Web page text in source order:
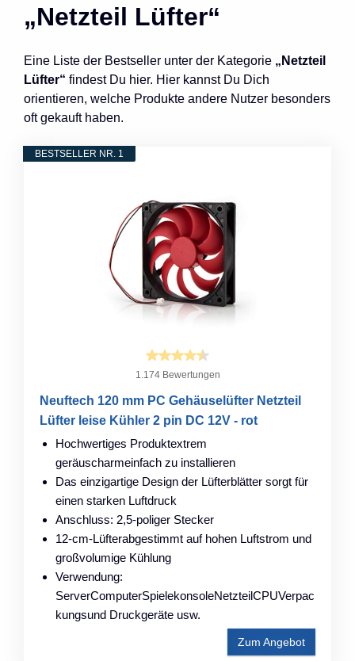
„Netzteil Lüfter“
Eine Liste der Bestseller unter der Kategorie „Netzteil
Lüfter“ findest Du hier. Hier kannst Du Dich
orientieren, welche Produkte andere Nutzer besonders
oft gekauft haben.
BESTSELLER NR. 1
1.174 Bewertungen
Neuftech 120 mm PC Gehäuselüfter Netzteil
Lüfter leise Kühler 2 pin DC 12V - rot
Hochwertiges Produktextrem
geräuscharmeinfach zu installieren
Das einzigartige Design der Lüfterblätter sorgt für
einen starken Luftdruck
Anschluss: 2,5-poliger Stecker
12-cm-Lüfterabgestimmt auf hohen Luftstrom und
großvolumige Kühlung
Verwendung:
ServerComputerSpielekonsoleNetzteilCPUVerpac
kungsund Druckgeräte usw.
Zum Angebot